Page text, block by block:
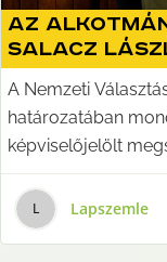
Az
Salacz
A Nemzeti
határozatában
képviselőjelölt
L Lapszemle